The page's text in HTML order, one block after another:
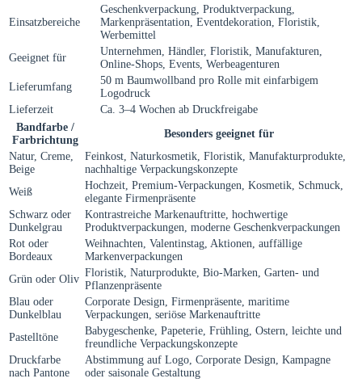
Einsatzbereiche
Geschenkverpackung, Produktverpackung,
Markenpräsentation, Eventdekoration, Floristik,
Werbemittel
Geeignet für
Unternehmen, Händler, Floristik, Manufakturen,
Online-Shops, Events, Werbeagenturen
Lieferumfang
50 m Baumwollband pro Rolle mit einfarbigem
Logodruck
Lieferzeit
Ca. 3–4 Wochen ab Druckfreigabe
Bandfarbe /
Farbrichtung
Besonders geeignet für
Natur, Creme,
Beige
Feinkost, Naturkosmetik, Floristik, Manufakturprodukte,
nachhaltige Verpackungskonzepte
Weiß
Hochzeit, Premium-Verpackungen, Kosmetik, Schmuck,
elegante Firmenpräsente
Schwarz oder
Dunkelgrau
Kontrastreiche Markenauftritte, hochwertige
Produktverpackungen, moderne Geschenkverpackungen
Rot oder
Bordeaux
Weihnachten, Valentinstag, Aktionen, auffällige
Markenverpackungen
Grün oder Oliv
Floristik, Naturprodukte, Bio-Marken, Garten- und
Pflanzenpräsente
Blau oder
Dunkelblau
Corporate Design, Firmenpräsente, maritime
Verpackungen, seriöse Markenauftritte
Pastelltöne
Babygeschenke, Papeterie, Frühling, Ostern, leichte und
freundliche Verpackungskonzepte
Druckfarbe
nach Pantone
Abstimmung auf Logo, Corporate Design, Kampagne
oder saisonale Gestaltung